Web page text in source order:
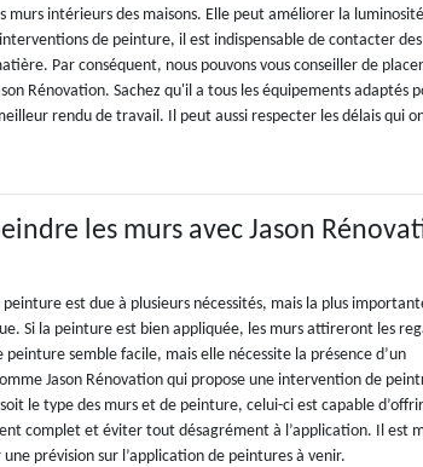
murs intérieurs des maisons. Elle peut améliorer la
de peinture, il est indispensable de contacter des
Par conséquent, nous pouvons vous conseiller de
Rénovation. Sachez qu'il a tous les équipements adaptés
rendu de travail. Il peut aussi respecter les délais qui
les murs avec Jason
peinture est due à plusieurs nécessités, mais la plus
Si la peinture est bien appliquée, les murs attireront les
peinture semble facile, mais elle nécessite la présence d’un
Jason Rénovation qui propose une intervention de
le type des murs et de peinture, celui-ci est capable
complet et éviter tout désagrément à l’application. Il est
une prévision sur l’application de peintures à venir.